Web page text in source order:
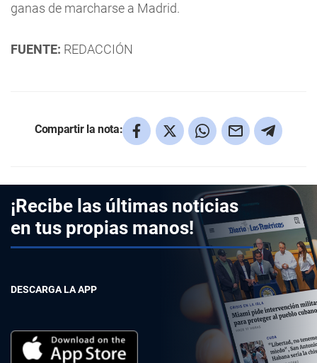
ganas de marcharse a Madrid.
FUENTE: REDACCIÓN
Compartir la nota:
¡Recibe las últimas noticias
en tus propias manos!
DESCARGA LA APP